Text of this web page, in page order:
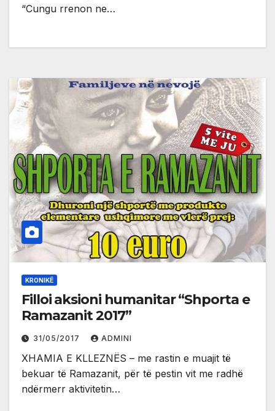
“Cungu rrenon ne…
KRONIKË
Filloi aksioni humanitar “Shporta e
Ramazanit 2017”
31/05/2017 ADMINI
XHAMIA E KLLEZNËS – me rastin e muajit të
bekuar të Ramazanit, për të pestin vit me radhë
ndërmerr aktivitetin…